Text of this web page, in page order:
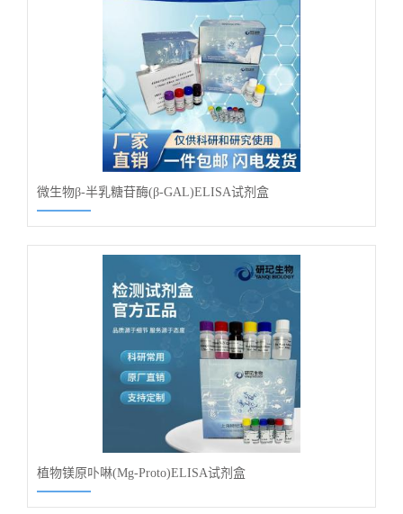
微生物β-半乳糖苷酶(β-GAL)ELISA试剂盒
植物镁原卟啉(Mg-Proto)ELISA试剂盒